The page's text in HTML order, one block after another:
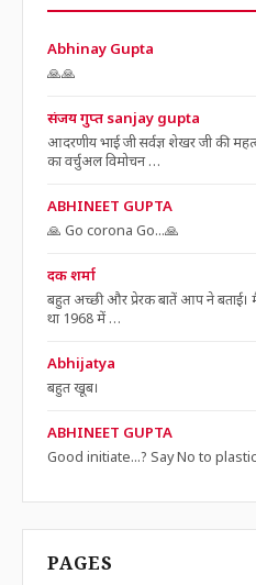
Abhinay Gupta
🙏🙏
संजय गुप्त sanjay gupta
आदरणीय भाई जी सर्वज्ञ शेखर जी की
का वर्चुअल विमोचन …
ABHINEET GUPTA
🙏 Go corona Go...🙏
दक शर्मा
बहुत अच्छी और प्रेरक बातें आप ने बताई।
था 1968 में …
Abhijatya
बहुत खूब।
ABHINEET GUPTA
Good initiate...? Say No to
PAGES